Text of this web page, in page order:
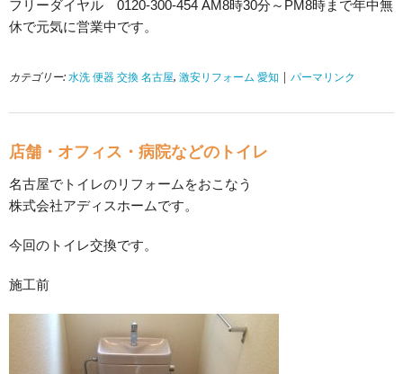
フリーダイヤル 0120-300-454 AM8時30分～PM8時まで年中無
休で元気に営業中です。
カテゴリー: 水洗 便器 交換 名古屋, 激安リフォーム 愛知 パーマリンク
店舗・オフィス・病院などのトイレ
名古屋でトイレのリフォームをおこなう
株式会社アディスホームです。
今回のトイレ交換です。
施工前